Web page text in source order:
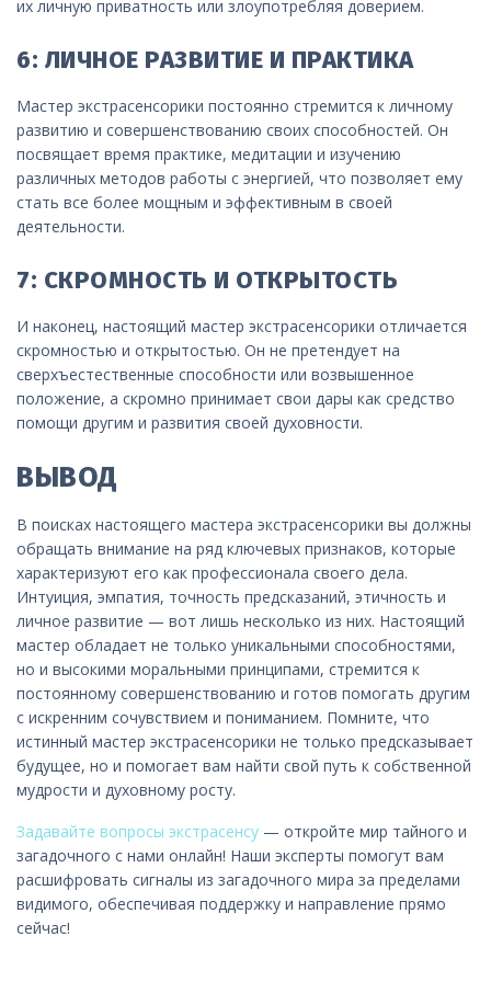
их личную приватность или злоупотребляя доверием.
6: ЛИЧНОЕ РАЗВИТИЕ И ПРАКТИКА
Мастер экстрасенсорики постоянно стремится к личному
развитию и совершенствованию своих способностей. Он
посвящает время практике, медитации и изучению
различных методов работы с энергией, что позволяет ему
стать все более мощным и эффективным в своей
деятельности.
7: СКРОМНОСТЬ И ОТКРЫТОСТЬ
И наконец, настоящий мастер экстрасенсорики отличается
скромностью и открытостью. Он не претендует на
сверхъестественные способности или возвышенное
положение, а скромно принимает свои дары как средство
помощи другим и развития своей духовности.
ВЫВОД
В поисках настоящего мастера экстрасенсорики вы должны
обращать внимание на ряд ключевых признаков, которые
характеризуют его как профессионала своего дела.
Интуиция, эмпатия, точность предсказаний, этичность и
личное развитие — вот лишь несколько из них. Настоящий
мастер обладает не только уникальными способностями,
но и высокими моральными принципами, стремится к
постоянному совершенствованию и готов помогать другим
с искренним сочувствием и пониманием. Помните, что
истинный мастер экстрасенсорики не только предсказывает
будущее, но и помогает вам найти свой путь к собственной
мудрости и духовному росту.
Задавайте вопросы экстрасенсу — откройте мир тайного и
загадочного с нами онлайн! Наши эксперты помогут вам
расшифровать сигналы из загадочного мира за пределами
видимого, обеспечивая поддержку и направление прямо
сейчас!